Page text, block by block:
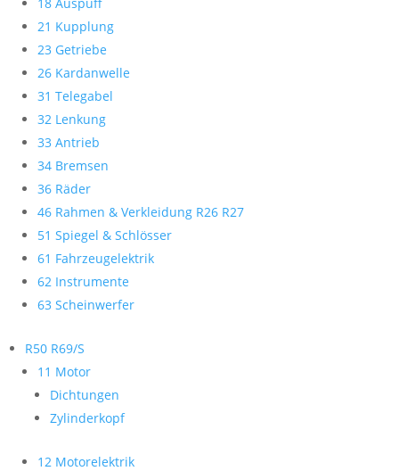
21 Kupplung
23 Getriebe
26 Kardanwelle
31 Telegabel
32 Lenkung
33 Antrieb
34 Bremsen
36 Räder
46 Rahmen & Verkleidung R26 R27
51 Spiegel & Schlösser
61 Fahrzeugelektrik
62 Instrumente
63 Scheinwerfer
R50 R69/S
11 Motor
Dichtungen
Zylinderkopf
12 Motorelektrik